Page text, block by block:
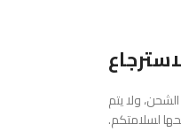
ولا يتم
لسلامتكم.